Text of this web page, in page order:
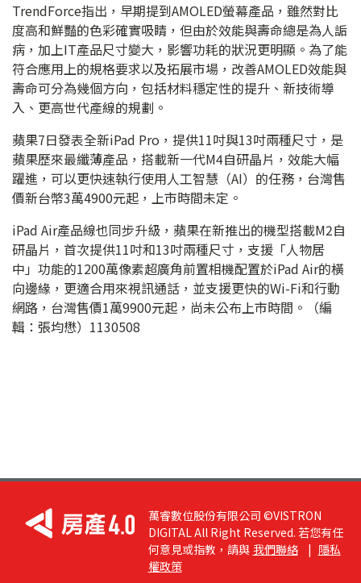
TrendForce指出，早期提到AMOLED螢幕產品，雖然對比
度高和鮮豔的色彩確實吸睛，但由於效能與壽命總是為人詬
病，加上IT產品尺寸變大，影響功耗的狀況更明顯。為了能
符合應用上的規格要求以及拓展市場，改善AMOLED效能與
壽命可分為幾個方向，包括材料穩定性的提升、新技術導
入、更高世代產線的規劃。
蘋果7日發表全新iPad Pro，提供11吋與13吋兩種尺寸，是
蘋果歷來最纖薄產品，搭載新一代M4自研晶片，效能大幅
躍進，可以更快速執行使用人工智慧（AI）的任務，台灣售
價新台幣3萬4900元起，上市時間未定。
iPad Air產品線也同步升級，蘋果在新推出的機型搭載M2自
研晶片，首次提供11吋和13吋兩種尺寸，支援「人物居
中」功能的1200萬像素超廣角前置相機配置於iPad Air的橫
向邊緣，更適合用來視訊通話，並支援更快的Wi-Fi和行動
網路，台灣售價1萬9900元起，尚未公布上市時間。（編
輯：張均懋）1130508
萬睿數位股份有限公司 ©VISTRON
DIGITAL All Right Reserved. 若您有任
何意見或指教，請與 我們聯絡 | 隱私
權政策